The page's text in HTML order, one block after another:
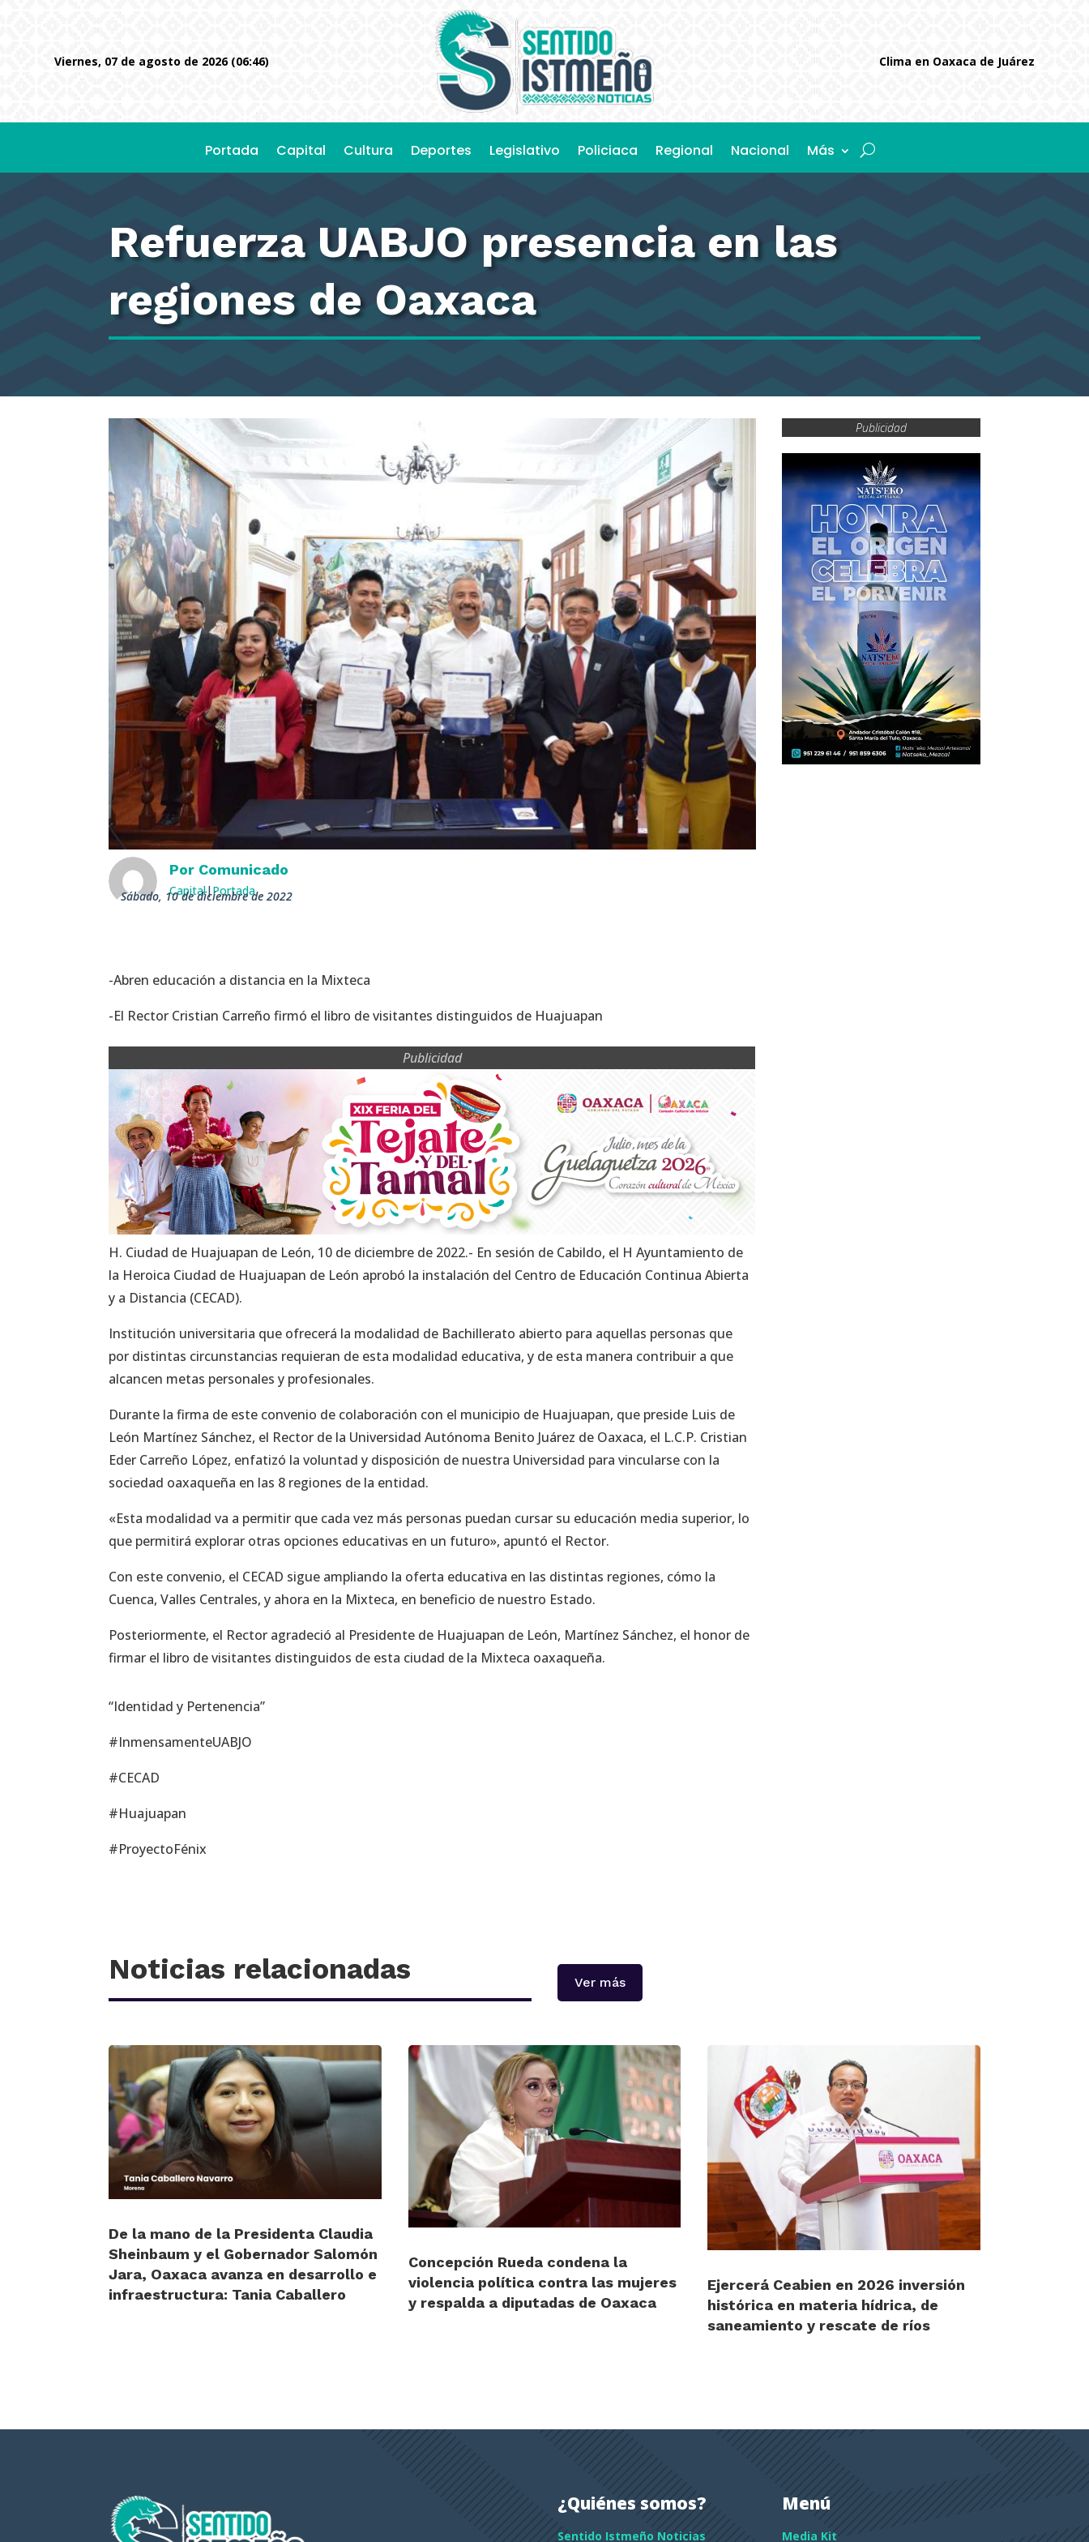
viernes, 07 de agosto de 2026 (06:46) Clima en Oaxaca de Juárez
Portada Capital Cultura Deportes Legislativo Policiaca Regional Nacional Más
Refuerza UABJO presencia en las
regiones de Oaxaca
Por Comunicado
Capital|Portada
sábado, 10 de diciembre de 2022
-Abren educación a distancia en la Mixteca
-El Rector Cristian Carreño firmó el libro de visitantes distinguidos de Huajuapan
Publicidad
H. Ciudad de Huajuapan de León, 10 de diciembre de 2022.- En sesión de Cabildo, el H Ayuntamiento de
la Heroica Ciudad de Huajuapan de León aprobó la instalación del Centro de Educación Continua Abierta
y a Distancia (CECAD).
Institución universitaria que ofrecerá la modalidad de Bachillerato abierto para aquellas personas que
por distintas circunstancias requieran de esta modalidad educativa, y de esta manera contribuir a que
alcancen metas personales y profesionales.
Durante la firma de este convenio de colaboración con el municipio de Huajuapan, que preside Luis de
León Martínez Sánchez, el Rector de la Universidad Autónoma Benito Juárez de Oaxaca, el L.C.P. Cristian
Eder Carreño López, enfatizó la voluntad y disposición de nuestra Universidad para vincularse con la
sociedad oaxaqueña en las 8 regiones de la entidad.
«Esta modalidad va a permitir que cada vez más personas puedan cursar su educación media superior, lo
que permitirá explorar otras opciones educativas en un futuro», apuntó el Rector.
Con este convenio, el CECAD sigue ampliando la oferta educativa en las distintas regiones, cómo la
Cuenca, Valles Centrales, y ahora en la Mixteca, en beneficio de nuestro Estado.
Posteriormente, el Rector agradeció al Presidente de Huajuapan de León, Martínez Sánchez, el honor de
firmar el libro de visitantes distinguidos de esta ciudad de la Mixteca oaxaqueña.
“Identidad y Pertenencia”
#InmensamenteUABJO
#CECAD
#Huajuapan
#ProyectoFénix
Publicidad
Noticias relacionadas Ver más
De la mano de la Presidenta Claudia
Sheinbaum y el Gobernador Salomón
Jara, Oaxaca avanza en desarrollo e
infraestructura: Tania Caballero
Concepción Rueda condena la
violencia política contra las mujeres
y respalda a diputadas de Oaxaca
Ejercerá Ceabien en 2026 inversión
histórica en materia hídrica, de
saneamiento y rescate de ríos
¿Quiénes somos?
Sentido Istmeño Noticias
Menú
Media Kit